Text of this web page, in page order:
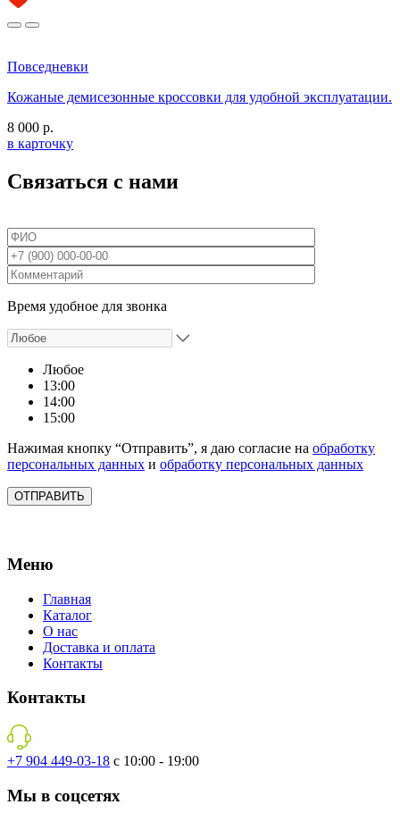
Повседневки
Кожаные демисезонные кроссовки для удобной эксплуатации.
8 000 р.
в карточку
Связаться с нами
Время удобное для звонка
Любое
13:00
14:00
15:00
Нажимая кнопку “Отправить”, я даю согласие на обработку
персональных данных и обработку персональных данных
Меню
Главная
Каталог
О нас
Доставка и оплата
Контакты
Контакты
+7 904 449-03-18 с 10:00 - 19:00
Мы в соцсетях